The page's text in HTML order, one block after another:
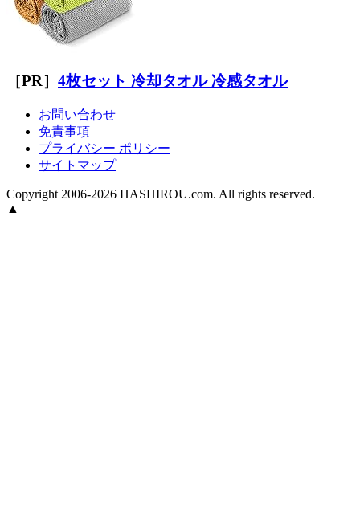
［PR］ 4枚セット 冷却タオル 冷感タオル
お問い合わせ
免責事項
プライバシー ポリシー
サイトマップ
Copyright 2006-2026 HASHIROU.com. All rights reserved.
▲